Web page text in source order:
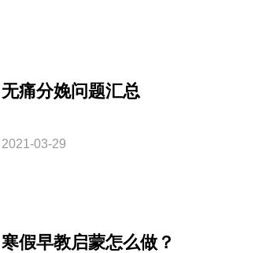
无痛分娩问题汇总
2021-03-29
寒假早教启蒙怎么做？